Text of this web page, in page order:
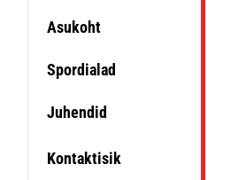
Asukoht
Spordialad
Juhendid
Kontaktisik